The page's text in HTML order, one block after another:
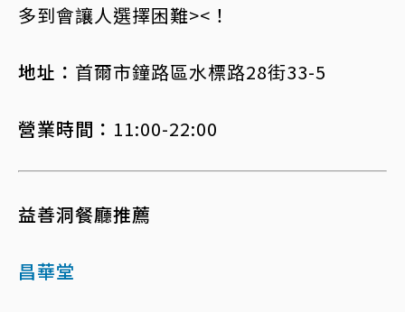
多到會讓人選擇困難><！
地址： 首爾市鐘路區水標路28街33-5
營業時間： 11:00-22:00
益善洞餐廳推薦
昌華堂